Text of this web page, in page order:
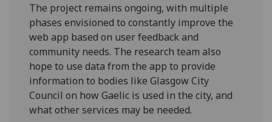
The project remains ongoing, with multiple
phases envisioned to constantly improve the
web app based on user feedback and
community needs. The research team also
hope to use data from the app to provide
information to bodies like Glasgow City
Council on how Gaelic is used in the city, and
what other services may be needed.